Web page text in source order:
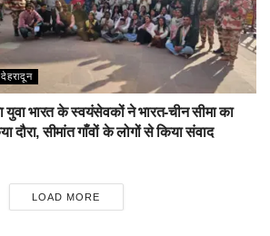
देहरादून
युवा भारत के स्वयंसेवकों ने भारत-चीन सीमा का
दौरा, सीमांत गाँवों के लोगों से किया संवाद
LOAD MORE